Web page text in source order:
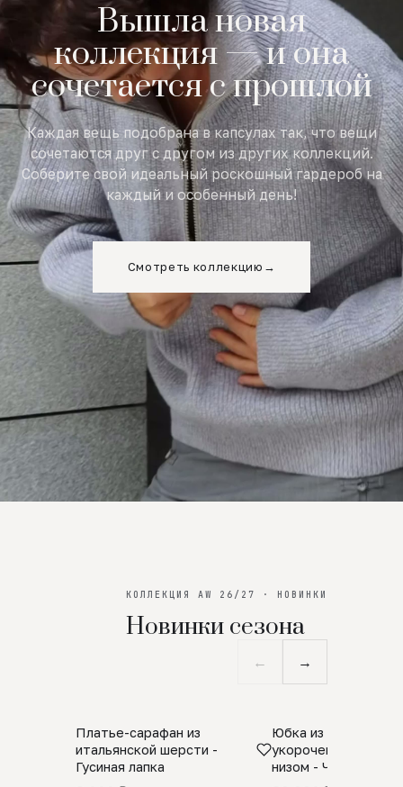
Вышла новая
коллекция — и она
сочетается с прошлой
Каждая вещь подобрана в капсулах так, что вещи
сочетаются друг с другом из других коллекций.
Соберите свой идеальный роскошный гардероб на
каждый и особенный день!
Смотреть коллекцию →
КОЛЛЕКЦИЯ AW 26/27 · НОВИНКИ
Новинки сезона
← →
SALE
Платье-сарафан из
итальянской шерсти -
Гусиная лапка
ПРЕДЗАКАЗ
Юбка из
укороченная с
низом - Черный